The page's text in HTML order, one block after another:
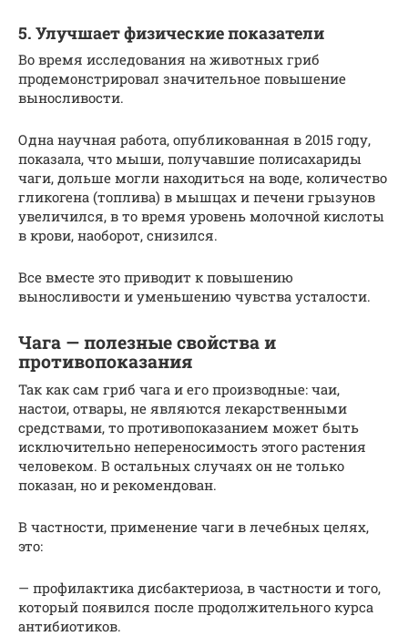
5. Улучшает физические показатели
Во время исследования на животных гриб
продемонстрировал значительное повышение
выносливости.
Одна научная работа, опубликованная в 2015 году,
показала, что мыши, получавшие полисахариды
чаги, дольше могли находиться на воде, количество
гликогена (топлива) в мышцах и печени грызунов
увеличился, в то время уровень молочной кислоты
в крови, наоборот, снизился.
Все вместе это приводит к повышению
выносливости и уменьшению чувства усталости.
Чага — полезные свойства и
противопоказания
Так как сам гриб чага и его производные: чаи,
настои, отвары, не являются лекарственными
средствами, то противопоказанием может быть
исключительно непереносимость этого растения
человеком. В остальных случаях он не только
показан, но и рекомендован.
В частности, применение чаги в лечебных целях,
это:
— профилактика дисбактериоза, в частности и того,
который появился после продолжительного курса
антибиотиков.